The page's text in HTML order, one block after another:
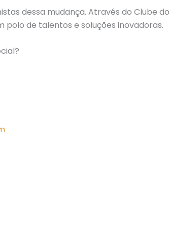
dessa mudança. Através do Clube
de talentos e soluções inovadoras.